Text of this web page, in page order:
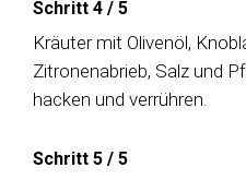
Schritt 4 / 5
Kräuter mit Olivenöl,
Zitronenabrieb, Salz und
hacken und verrühren.
Schritt 5 / 5